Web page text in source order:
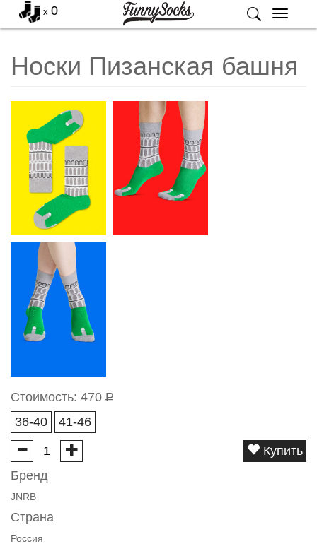
Меню
x 0
Носки Пизанская башня
Стоимость: 470 Р
36-40
41-46
Купить
Бренд
JNRB
Страна
Россия